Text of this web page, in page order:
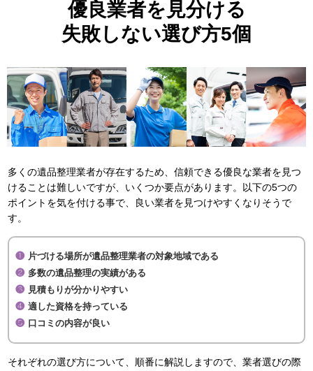
優良業者を見分ける
失敗しない選び方5個
多くの遺品整理業者が存在するため、信頼できる優良な業者を見つ
けることは難しいですが、いくつか要点があります。以下の5つの
ポイントを気を付ける事で、良い業者を見つけやすくなりそうで
す。
片づける場所が遺品整理業者の対象地域である
多数の遺品整理の実績がある
見積もりが分かりやすい
適した資格を持っている
口コミの内容が良い
それぞれの選び方について、順番に解説しますので、業者選びの際